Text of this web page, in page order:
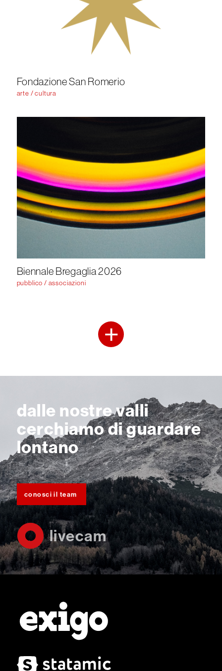
Fondazione San Romerio
arte / cultura
Biennale Bregaglia 2026
pubblico / associazioni
dalle nostre valli
cerchiamo di guardare
lontano
conosci il team
livecam